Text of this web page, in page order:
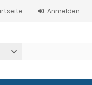
Anmelden